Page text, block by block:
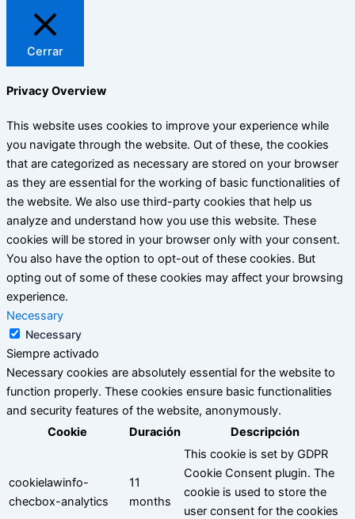
Cerrar
Privacy Overview
This website uses cookies to improve your experience while
you navigate through the website. Out of these, the cookies
that are categorized as necessary are stored on your browser
as they are essential for the working of basic functionalities of
the website. We also use third-party cookies that help us
analyze and understand how you use this website. These
cookies will be stored in your browser only with your consent.
You also have the option to opt-out of these cookies. But
opting out of some of these cookies may affect your browsing
experience.
Necessary
Necessary
Siempre activado
Necessary cookies are absolutely essential for the website to
function properly. These cookies ensure basic functionalities
and security features of the website, anonymously.
Cookie
Duración Descripción
cookielawinfo-
checbox-analytics
11
months
This cookie is set by GDPR
Cookie Consent plugin. The
cookie is used to store the
user consent for the cookies